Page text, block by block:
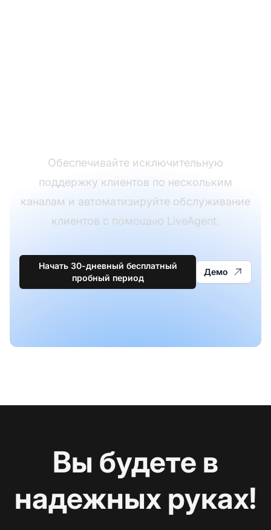
Обеспечивайте исключительную
поддержку клиентов по нескольким
каналам и автоматизируйте обслуживание
клиентов с помощью LiveAgent.
Начать 30-дневный бесплатный
пробный период
Демо
Вы будете в
надежных руках!